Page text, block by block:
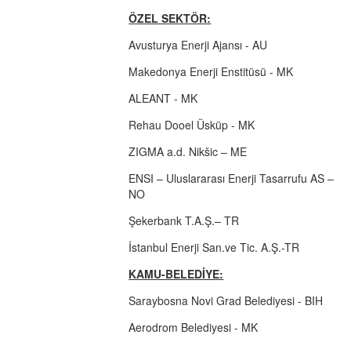
ÖZEL SEKTÖR:
Avusturya Enerji Ajansı - AU
Makedonya Enerji Enstitüsü - MK
ALEANT - MK
Rehau Dooel Üsküp - MK
ZIGMA a.d. Nikšic – ME
ENSI – Uluslararası Enerji Tasarrufu AS –
NO
Şekerbank T.A.Ş.– TR
İstanbul Enerji San.ve Tic. A.Ş.-TR
KAMU-BELEDİYE:
Saraybosna Novi Grad Belediyesi - BIH
Aerodrom Belediyesi - MK